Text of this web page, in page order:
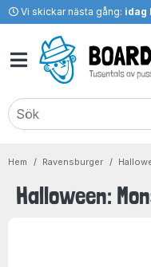
Vi skickar nästa gång: idag
Hem Ravensburger
Halloween: